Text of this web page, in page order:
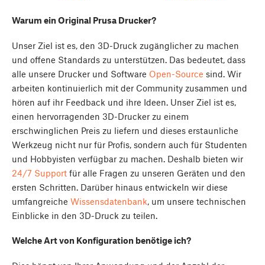
Warum ein Original Prusa Drucker?
Unser Ziel ist es, den 3D-Druck zugänglicher zu machen
und offene Standards zu unterstützen. Das bedeutet, dass
alle unsere Drucker und Software Open-Source sind. Wir
arbeiten kontinuierlich mit der Community zusammen und
hören auf ihr Feedback und ihre Ideen. Unser Ziel ist es,
einen hervorragenden 3D-Drucker zu einem
erschwinglichen Preis zu liefern und dieses erstaunliche
Werkzeug nicht nur für Profis, sondern auch für Studenten
und Hobbyisten verfügbar zu machen. Deshalb bieten wir
24/7 Support für alle Fragen zu unseren Geräten und den
ersten Schritten. Darüber hinaus entwickeln wir diese
umfangreiche Wissensdatenbank, um unsere technischen
Einblicke in den 3D-Druck zu teilen.
Welche Art von Konfiguration benötige ich?